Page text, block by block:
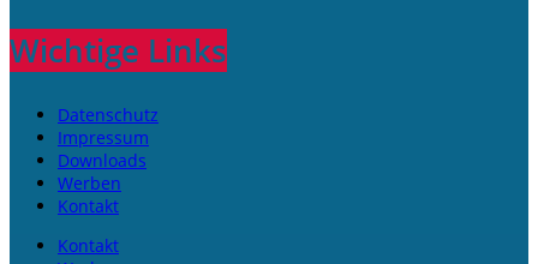
Wichtige Links
Datenschutz
Impressum
Downloads
Werben
Kontakt
Kontakt